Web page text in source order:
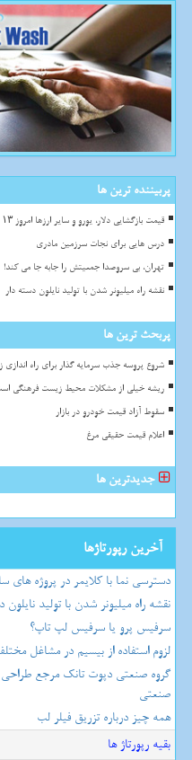
پربیننده ترین ها
قیمت بازگشایی دلار، یورو و سایر ارزها امروز ۱۳ خرداد ۱۴۰۵ به همراه جدول
درس هایی برای نجات سرزمین مادری
تهران، بی سروصدا جمعیتش را جابه جا می کند!
نقشه راه میلیونر شدن با تولید نایلون دسته دار
پربحث ترین ها
شروع پروسه جذب سرمایه گذار برای راه اندازی زباله سوز ۳۰۰
ریشه خیلی از مشکلات محیط زیست فرهنگی
سقوط آزاد قیمت خودرو در بازار
اعلام قیمت حقیقی مرغ
جدیدترین ها
آخرین رپورتاژها
دسترسی نما با کلایمر در پروژه های
نقشه راه میلیونر شدن با تولید نایلون
سرفیس پرو یا سرفیس لپ تاپ؟
لزوم استفاده از بیسیم در مشاغل
گروه صنعتی دپوت تانک مرجع
صنعتی
همه چیز درباره تزریق فیلر لب
بقیه رپورتاژ ها